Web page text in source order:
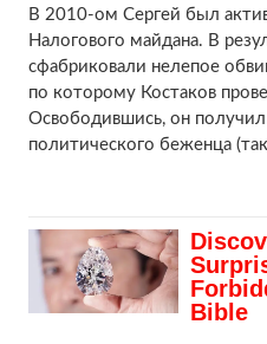
В 2010-ом Сергей был
Налогового майдана. В
сфабриковали нелепое
по которому Костаков
Освободившись, он получил
политического беженца